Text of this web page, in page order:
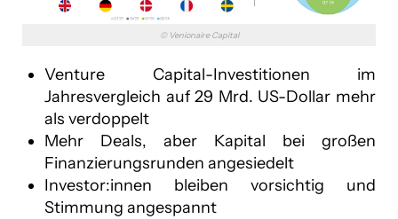
Kia Österreich
Leica
Linde Verlag
Lucky Car
Mandarin Oriental Vienna
© Venionaire Capital
Venture Capital-Investitionen im
Jahresvergleich auf 29 Mrd. US-Dollar mehr
als verdoppelt
Mehr Deals, aber Kapital bei großen
Finanzierungsrunden angesiedelt
Investor:innen bleiben vorsichtig und
Stimmung angespannt